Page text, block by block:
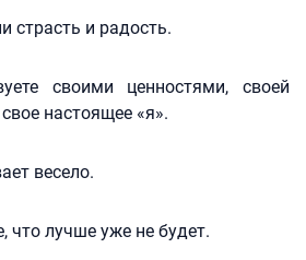
страсть и радость.
своими ценностями, своей
настоящее «я».
весело.
что лучше уже не будет.